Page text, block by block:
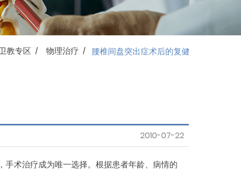
震波专区
骨科专区 Healthcare services
Accommodation
教专区 / 物理治疗 / 腰椎间盘突出症术后的复健
2010-07-22
术治疗成为唯一选择。根据患者年龄、病情的